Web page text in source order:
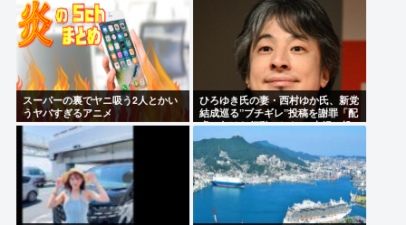
スーパーの裏でヤニ吸う2人とかい
うヤバすぎるアニメ
ひろゆき氏の妻・西村ゆか氏、新党
結成巡る”ブチギレ”投稿を謝罪「配
慮に欠けた行動でした」 夫婦で投
稿